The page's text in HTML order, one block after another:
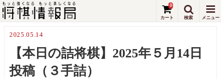
0
2025.05.14
【本日の詰将棋】2025年５月14日
投稿（３手詰）